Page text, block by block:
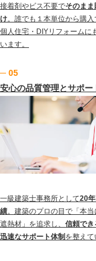
接着剤やビス不要でそのま
け。誰でも１本単位から購入
個人住宅・DIYリフォームに
います。
─ 05
安心の品質管理とサポー
一級建築士事務所として20
績。建築のプロの目で「本当
遮熱材」を追求し、 信頼でき
迅速なサポート体制 を整えて